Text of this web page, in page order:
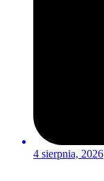
4 sierpnia, 2026